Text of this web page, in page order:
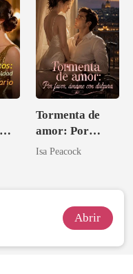
Tormenta de
amor: Por
favor, ámame
Isa Peacock
Abrir